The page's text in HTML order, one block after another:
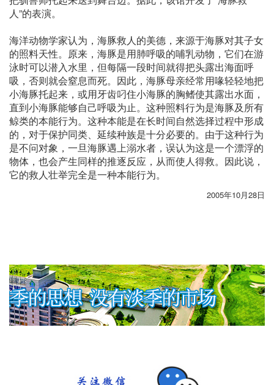
人”的表演。
海洋动物学家认为，海豚救人的美德，来源于海豚对其子女
的照料天性。原来，海豚是用肺呼吸的哺乳动物，它们在游
泳时可以潜入水里，但每隔一段时间就得把头露出海面呼
吸，否则就会窒息而死。因此，海豚母亲经常用喙轻轻地把
小海豚托起来，或用牙齿叼住小海豚的胸鳍使其露出水面，
直到小海豚能够自己呼吸为止。这种照料行为是海豚及所有
鲸类的本能行为。这种本能是在长时间自然选择过程中形成
的，对于保护同类、延续种族是十分必要的。由于这种行为
是不问对象，一旦海豚遇上溺水者，误认为这是一个漂浮的
物体，也会产生同样的推逐反应，从而使人得救。因此说，
它的救人壮举完全是一种本能行为。
2005年10月28日